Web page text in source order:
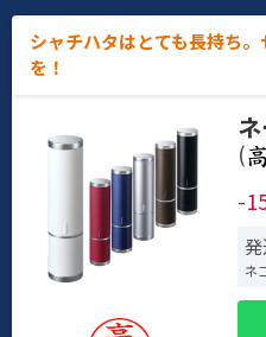
シャチハタはとても長持ち
を！
(
-
ネ